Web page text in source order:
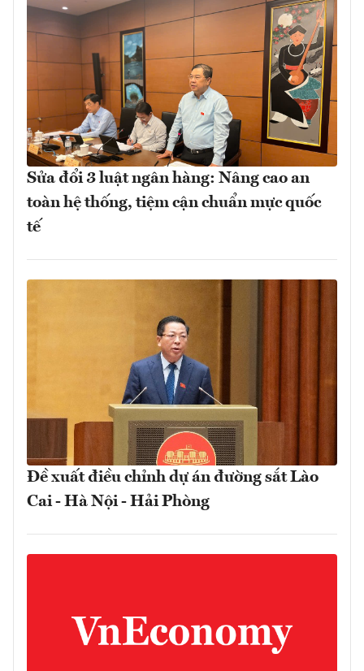
Sửa đổi 3 luật ngân hàng: Nâng cao an
toàn hệ thống, tiệm cận chuẩn mực quốc
tế
Đề xuất điều chỉnh dự án đường sắt Lào
Cai - Hà Nội - Hải Phòng